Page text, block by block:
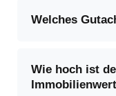
Welches
Wie hoch ist